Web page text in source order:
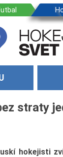
straty
hokejisti